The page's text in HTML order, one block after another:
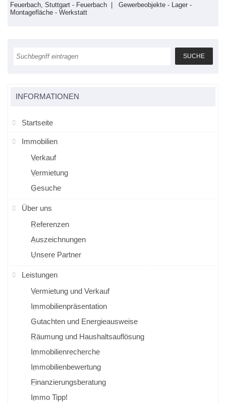
Feuerbach, Stuttgart - Feuerbach | Gewerbeobjekte - Lager -
Montagefläche - Werkstatt
INFORMATIONEN
Startseite
Immobilien
Verkauf
Vermietung
Gesuche
Über uns
Referenzen
Auszeichnungen
Unsere Partner
Leistungen
Vermietung und Verkauf
Immobilienpräsentation
Gutachten und Energieausweise
Räumung und Haushaltsauflösung
Immobilienrecherche
Immobilienbewertung
Finanzierungsberatung
Immo Tipp!